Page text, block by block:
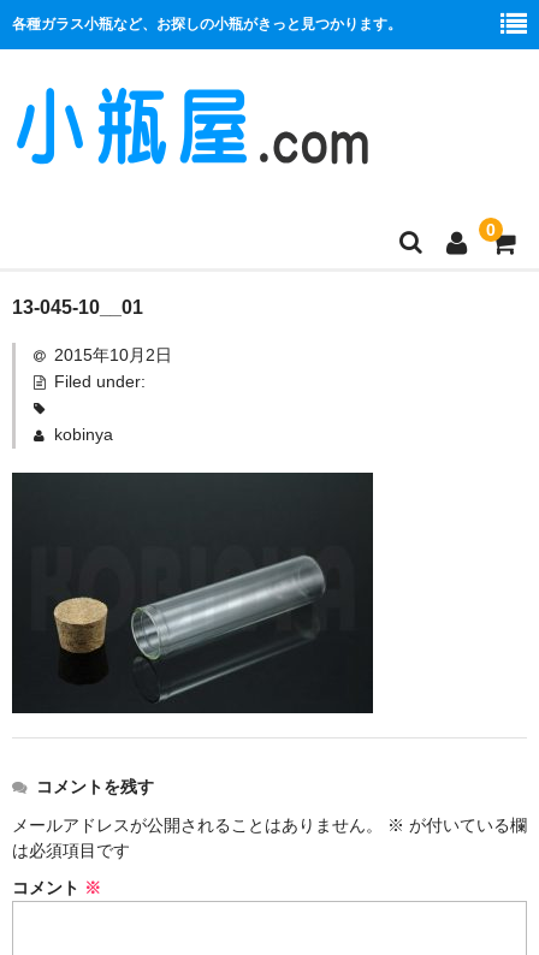
各種ガラス小瓶など、お探しの小瓶がきっと見つかります。
0
商品一覧
絞り口
コルク栓
セット
ふた付き
13-045-10__01
2015年10月2日
Filed under:
kobinya
コメントを残す
メールアドレスが公開されることはありません。
※ が付いている欄
は必須項目です
コメント ※